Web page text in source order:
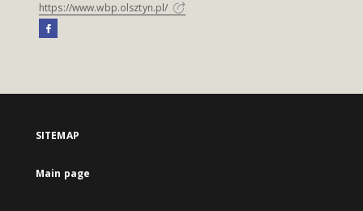
https://www.wbp.olsztyn.pl/
SITEMAP
Main page